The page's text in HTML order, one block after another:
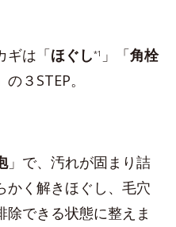
ギは「ほぐし*1 」「角栓
の３STEP。
」で、汚れが固まり詰
かく解きほぐし、毛穴
できる状態に整えま